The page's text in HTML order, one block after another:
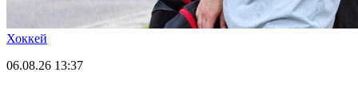
Хоккей
06.08.26 13:37